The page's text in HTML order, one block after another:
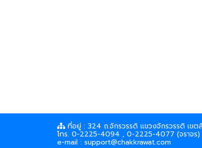
ที่อยู่ : 324 ถ.จักรวรรดิ แขวงจักรวรรดิ เข
โทร. 0-2225-4094 , 0-2225-4077 (จราจ
e-mail : support@chakkrawat.com